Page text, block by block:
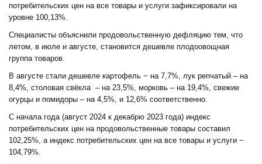
потребительских цен на все товары и услуги зафиксировали на
уровне 100,13%.
Специалисты объяснили продовольственную дефляцию тем, что
летом, в июле и августе, становится дешевле плодоовощная
группа товаров.
В августе стали дешевле картофель − на 7,7%, лук репчатый – на
8,4%, столовая свёкла – на 23,5%, морковь – на 19,4%, свежие
огурцы и помидоры – на 4,5%, и 12,6% соответственно.
С начала года (август 2024 к декабрю 2023 года) индекс
потребительских цен на продовольственные товары составил
102,25%, а индекс потребительских цен на все товары и услуги −
104,79%.